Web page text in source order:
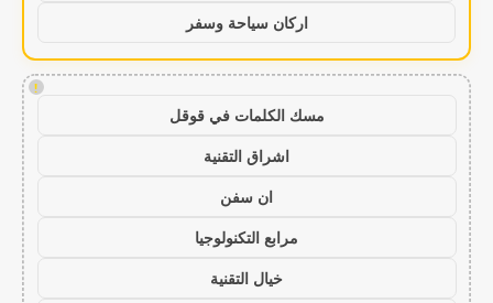
اركان سياحة وسفر
!
مسك الكلمات في قوقل
اشراق التقنية
ان سفن
مرابع التكنولوجيا
خيال التقنية